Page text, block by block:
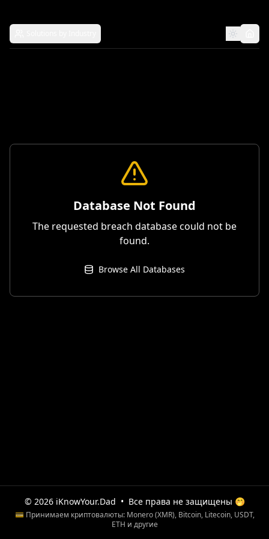
Database Not Found
The requested breach database could not be
found.
Browse All Databases
© 2026 iKnowYour.Dad • Все права не защищены 🤭
💳 Принимаем криптовалюты: Monero (XMR), Bitcoin, Litecoin, USDT,
ETH и другие